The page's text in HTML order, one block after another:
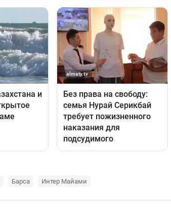
Барса Интер Майами